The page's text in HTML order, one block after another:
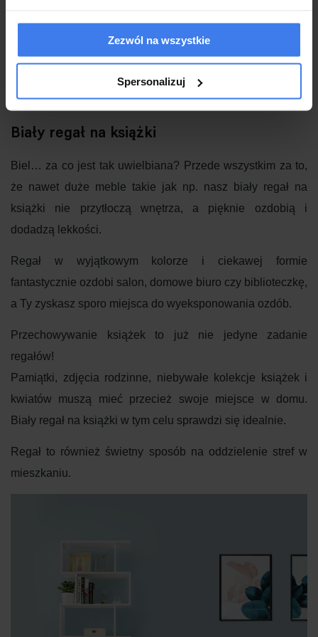
Zezwól na wszystkie
Spersonalizuj
Maksymalne obciążenie półki to 15 kg
Regał do samodzielnego montażu
Styl: Nowoczesny
Kategoria produktu: Meble do salonu
Biały regał na książki
Biel… za co jest tak uwielbiana? Przede wszystkim za to,
że nawet duże meble takie jak np. nasz biały regał na
książki nie przytłoczą wnętrza, a pięknie ozdobią i
dodadzą lekkości.
Regał w wyjątkowym kolorze i ciekawej formie
fantastycznie ozdobi salon, domowe biuro czy biblioteczkę,
a Ty zyskasz sporo miejsca do wyeksponowania ozdób.
Przechowywanie książek to już nie jedyne zadanie
regałów!
Pamiątki, zdjęcia rodzinne, niebywałe kolekcje książek i
kwiatów muszą mieć przecież swoje miejsce w domu.
Biały regał na książki w tym celu sprawdzi się idealnie.
Regał to również świetny sposób na oddzielenie stref w
mieszkaniu.